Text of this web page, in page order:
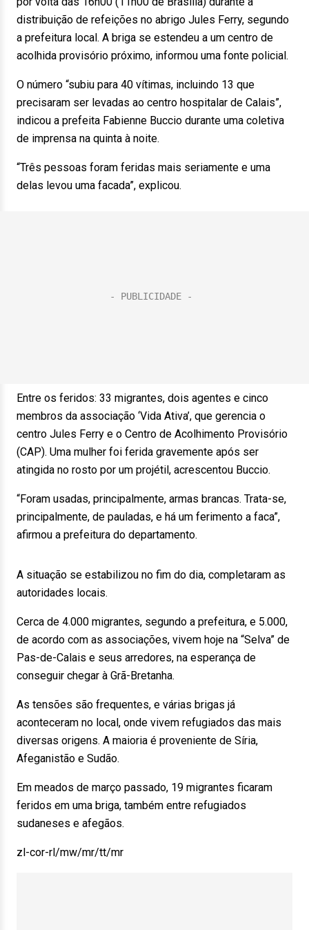
distribuição de refeições no abrigo Jules Ferry, segundo
a prefeitura local. A briga se estendeu a um centro de
acolhida provisório próximo, informou uma fonte policial.
O número “subiu para 40 vítimas, incluindo 13 que
precisaram ser levadas ao centro hospitalar de Calais”,
indicou a prefeita Fabienne Buccio durante uma coletiva
de imprensa na quinta à noite.
“Três pessoas foram feridas mais seriamente e uma
delas levou uma facada”, explicou.
Entre os feridos: 33 migrantes, dois agentes e cinco
membros da associação ‘Vida Ativa’, que gerencia o
centro Jules Ferry e o Centro de Acolhimento Provisório
(CAP). Uma mulher foi ferida gravemente após ser
atingida no rosto por um projétil, acrescentou Buccio.
“Foram usadas, principalmente, armas brancas. Trata-se,
principalmente, de pauladas, e há um ferimento a faca”,
afirmou a prefeitura do departamento.
A situação se estabilizou no fim do dia, completaram as
autoridades locais.
Cerca de 4.000 migrantes, segundo a prefeitura, e 5.000,
de acordo com as associações, vivem hoje na “Selva” de
Pas-de-Calais e seus arredores, na esperança de
conseguir chegar à Grã-Bretanha.
As tensões são frequentes, e várias brigas já
aconteceram no local, onde vivem refugiados das mais
diversas origens. A maioria é proveniente de Síria,
Afeganistão e Sudão.
Em meados de março passado, 19 migrantes ficaram
feridos em uma briga, também entre refugiados
sudaneses e afegãos.
zl-cor-rl/mw/mr/tt/mr